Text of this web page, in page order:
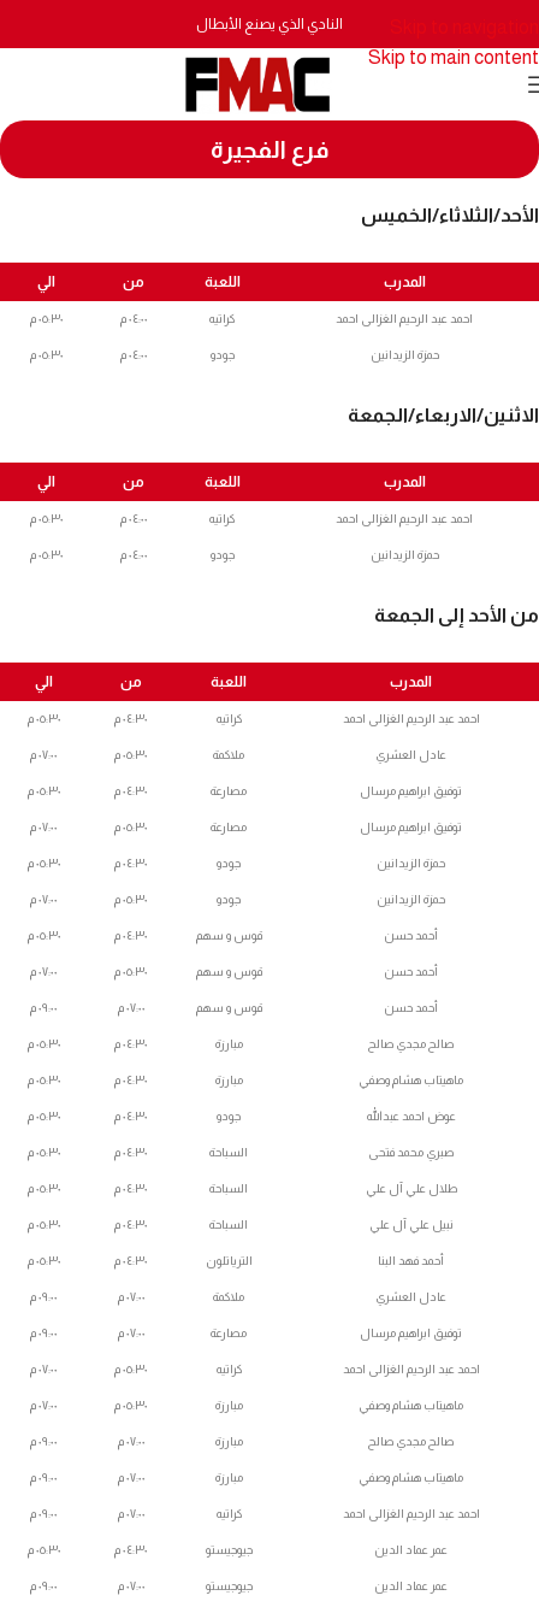
Skip to main content
النادي الذي يصنع الأبطال
فرع الفجيرة
الأحد/الثلاثاء/الخميس
المدرب اللعبة من الي
احمد عبد الرحيم الغزالى احمد كراتيه ٠٤:٠٠ م ٠٥:٣٠ م
حمزة الزيدانين جودو ٠٤:٠٠ م ٠٥:٣٠ م
الاثنين/الاربعاء/الجمعة
المدرب اللعبة من الي
احمد عبد الرحيم الغزالى احمد كراتيه ٠٤:٠٠ م ٠٥:٣٠ م
حمزة الزيدانين جودو ٠٤:٠٠ م ٠٥:٣٠ م
من الأحد إلى الجمعة
المدرب اللعبة من الي
احمد عبد الرحيم الغزالى احمد كراتيه ٠٤:٣٠ م ٠٥:٣٠ م
عادل العشري ملاكمة ٠٥:٣٠ م ٠٧:٠٠ م
توفيق ابراهيم مرسال مصارعة ٠٤:٣٠ م ٠٥:٣٠ م
توفيق ابراهيم مرسال مصارعة ٠٥:٣٠ م ٠٧:٠٠ م
حمزة الزيدانين جودو ٠٤:٣٠ م ٠٥:٣٠ م
حمزة الزيدانين جودو ٠٥:٣٠ م ٠٧:٠٠ م
أحمد حسن قوس و سهم ٠٤:٣٠ م ٠٥:٣٠ م
أحمد حسن قوس و سهم ٠٥:٣٠ م ٠٧:٠٠ م
أحمد حسن قوس و سهم ٠٧:٠٠ م ٠٩:٠٠ م
صالح مجدي صالح مبارزة ٠٤:٣٠ م ٠٥:٣٠ م
ماهيتاب هشام وصفي مبارزة ٠٤:٣٠ م ٠٥:٣٠ م
عوض احمد عبدالله جودو ٠٤:٣٠ م ٠٥:٣٠ م
صبري محمد فتحى السباحة ٠٤:٣٠ م ٠٥:٣٠ م
طلال علي آل علي السباحة ٠٤:٣٠ م ٠٥:٣٠ م
نبيل علي آل علي السباحة ٠٤:٣٠ م ٠٥:٣٠ م
أحمد فهد البنا الترياتلون ٠٤:٣٠ م ٠٥:٣٠ م
عادل العشري ملاكمة ٠٧:٠٠ م ٠٩:٠٠ م
توفيق ابراهيم مرسال مصارعة ٠٧:٠٠ م ٠٩:٠٠ م
احمد عبد الرحيم الغزالى احمد كراتيه ٠٥:٣٠ م ٠٧:٠٠ م
ماهيتاب هشام وصفي مبارزة ٠٥:٣٠ م ٠٧:٠٠ م
صالح مجدي صالح مبارزة ٠٧:٠٠ م ٠٩:٠٠ م
ماهيتاب هشام وصفي مبارزة ٠٧:٠٠ م ٠٩:٠٠ م
احمد عبد الرحيم الغزالى احمد كراتيه ٠٧:٠٠ م ٠٩:٠٠ م
عمر عماد الدين جيوجيستو ٠٤:٣٠ م ٠٥:٣٠ م
عمر عماد الدين جيوجيستو ٠٧:٠٠ م ٠٩:٠٠ م